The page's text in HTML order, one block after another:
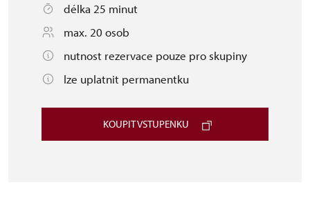
délka 25 minut
max. 20 osob
nutnost rezervace pouze pro skupiny
lze uplatnit permanentku
KOUPIT VSTUPENKU